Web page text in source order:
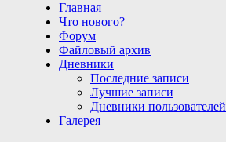
Главная
Что нового?
Форум
Файловый архив
Дневники
Последние записи
Лучшие записи
Дневники пользователей
Галерея